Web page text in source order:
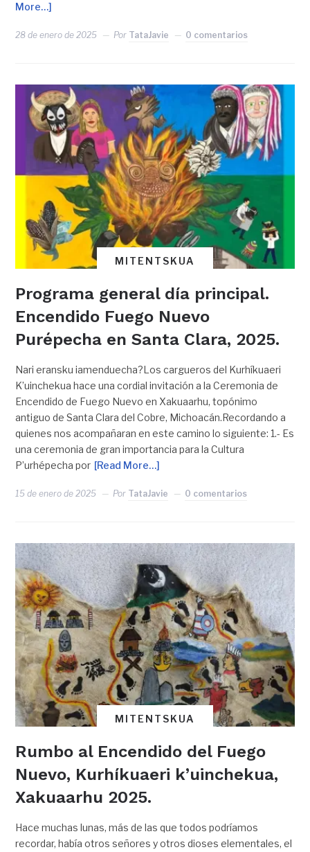
More…]
28 de enero de 2025 Por TataJavie 0 comentarios
MITENTSKUA
Programa general día principal.
Encendido Fuego Nuevo
Purépecha en Santa Clara, 2025.
Nari eransku iamenduecha?Los cargueros del Kurhíkuaeri
K’uinchekua hace una cordial invitación a la Ceremonia de
Encendido de Fuego Nuevo en Xakuaarhu, topónimo
antiguo de Santa Clara del Cobre, Michoacán.Recordando a
quienes nos acompañaran en este camino lo siguiente: 1.- Es
una ceremonia de gran importancia para la Cultura
P’urhépecha por [Read More…]
15 de enero de 2025 Por TataJavie 0 comentarios
MITENTSKUA
Rumbo al Encendido del Fuego
Nuevo, Kurhíkuaeri k’uinchekua,
Xakuaarhu 2025.
Hace muchas lunas, más de las que todos podríamos
recordar, había otros señores y otros dioses elementales, el